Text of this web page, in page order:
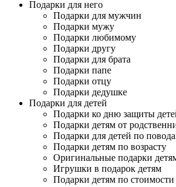
Подарки для него
Подарки для мужчин
Подарки мужу
Подарки любимому
Подарки другу
Подарки для брата
Подарки папе
Подарки отцу
Подарки дедушке
Подарки для детей
Подарки ко дню защиты
Подарки детям от
Подарки для детей по
Подарки детям по возрасту
Оригинальные подарки
Игрушки в подарок детям
Подарки детям по стоимости